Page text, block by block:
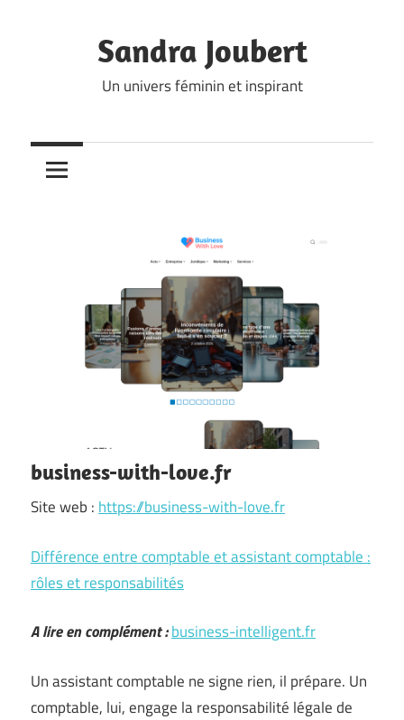
Sandra Joubert
Un univers féminin et inspirant
business-with-love.fr
Site web : https://business-with-love.fr
Différence entre comptable et assistant comptable :
rôles et responsabilités
A lire en complément :business-intelligent.fr
Un assistant comptable ne signe rien, il prépare. Un
comptable, lui, engage la responsabilité légale de